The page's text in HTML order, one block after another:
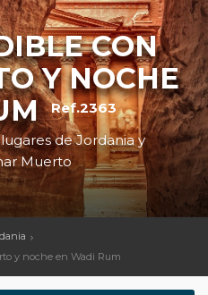
CON
Y NOCHE
Ref.2363
de Jordania y
Muerto
y noche en Wadi Rum